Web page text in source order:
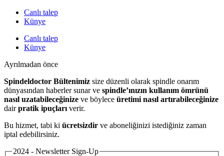
Canlı talep
Künye
Canlı talep
Künye
Ayrılmadan önce
Spindeldoctor Bültenimiz size düzenli olarak spindle onarım
dünyasından haberler sunar ve spindle’ınızın kullanım ömrünü
nasıl uzatabileceğinize ve böylece üretimi nasıl artırabileceğinize
dairpratik ipuçları verir.
Bu hizmet, tabi ki ücretsizdir ve aboneliğinizi istediğiniz zaman
iptal edebilirsiniz.
2024 - Newsletter Sign-Up